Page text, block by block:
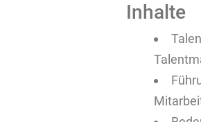
Inhalte